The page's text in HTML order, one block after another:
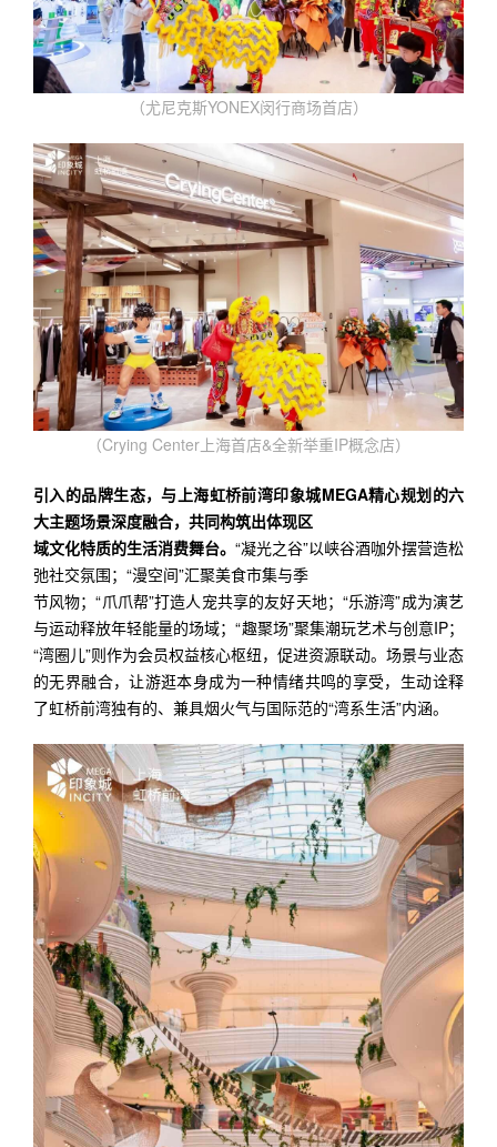
（尤尼克斯YONEX闵行商场首店）
（Crying Center上海首店&全新举重IP概念店）
引入的品牌生态，与上海虹桥前湾印象城MEGA精心规划的六
大主题场景深度融合，共同构筑出体现区
域文化特质的生活消费舞台。 “凝光之谷”以峡谷酒咖外摆营造松
弛社交氛围；“漫空间”汇聚美食市集与季
节风物；“爪爪帮”打造人宠共享的友好天地；“乐游湾”成为演艺
与运动释放年轻能量的场域；“趣聚场”聚集潮玩艺术与创意IP；
“湾圈儿”则作为会员权益核心枢纽，促进资源联动。场景与业态
的无界融合，让游逛本身成为一种情绪共鸣的享受，生动诠释
了虹桥前湾独有的、兼具烟火气与国际范的“湾系生活”内涵。